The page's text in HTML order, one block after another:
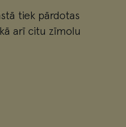
tiek pārdotas
arī citu zīmolu